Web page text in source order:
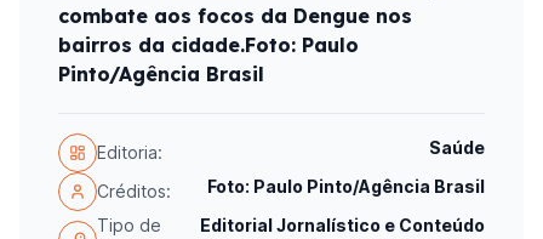
combate aos focos da Dengue nos
bairros da cidade.Foto: Paulo
Pinto/Agência Brasil
Editoria: Saúde
Créditos:
Foto: Paulo Pinto/Agência Brasil
Tipo de
Editorial Jornalístico e Conteúdo